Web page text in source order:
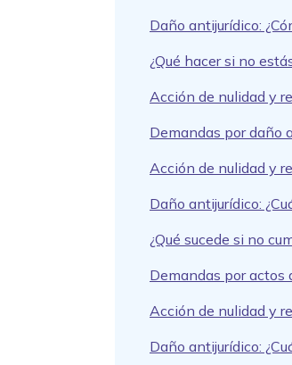
Daño antijurídico:
¿Qué hacer si no
Acción de nulidad y
Demandas por daño
Acción de nulidad y
Daño antijurídico:
¿Qué sucede si no
Demandas por actos
Acción de nulidad y
Daño antijurídico: